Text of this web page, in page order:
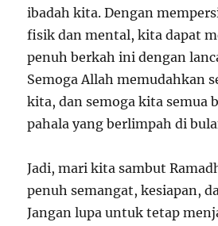
ibadah kita. Dengan
fisik dan mental, kita dapat
penuh berkah ini dengan
Semoga Allah memudahkan
kita, dan semoga kita semua
pahala yang berlimpah di
Jadi, mari kita sambut
penuh semangat, kesiapan,
Jangan lupa untuk tetap